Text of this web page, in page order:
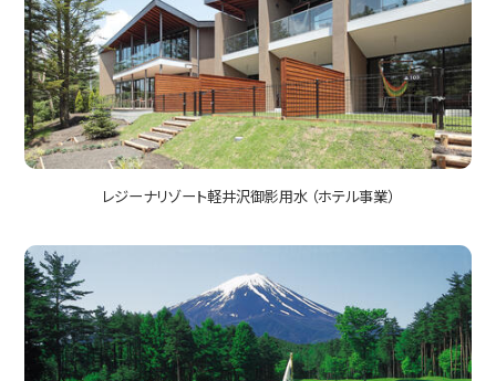
レジーナリゾート軽井沢御影用水 （ホテル事業）